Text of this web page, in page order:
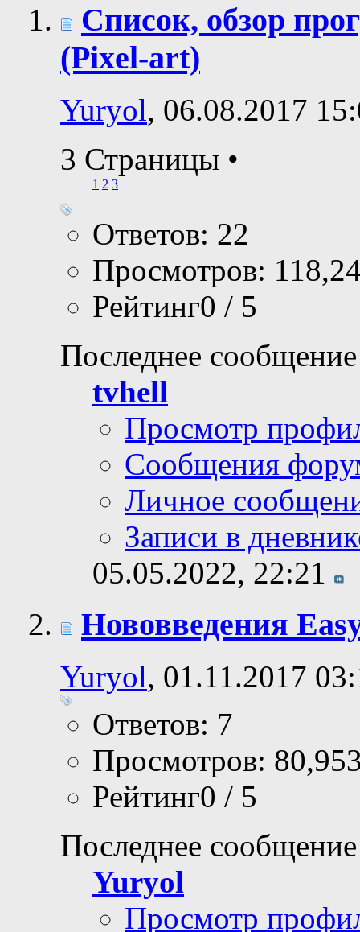
Список, обзор
(Pixel-art)
Yuryol, 06.08.2017
3 Страницы •
1 2 3
Ответов: 22
Просмотров:
Рейтинг0 / 5
Последнее
tvhell
Просмотр
Сообщения
Личное
Записи в
05.05.2022, 22:21
Нововведения
Yuryol, 01.11.2017
Ответов: 7
Просмотров:
Рейтинг0 / 5
Последнее
Yuryol
Просмотр